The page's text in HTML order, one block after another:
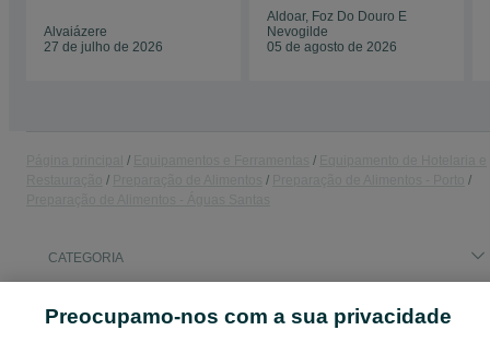
Alvaiázere
27 de julho de 2026
Aldoar, Foz Do Douro E
Nevogilde
05 de agosto de 2026
CATEGORIA
628076862 Cliques:
Preocupamo-nos com a sua privacidade